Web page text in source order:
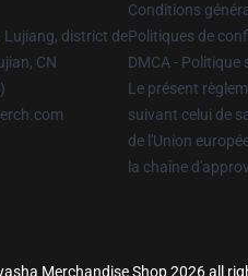
Lujiang, district de
CN
Conditions
Politiques de
DMCA -
Le présent
suivant celui de
de l'Union
la chaîne
Merchandise Shop 2026 all